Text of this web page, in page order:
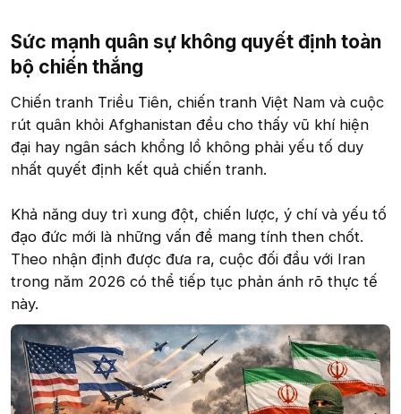
Sức mạnh quân sự không quyết định toàn
bộ chiến thắng
Chiến tranh Triều Tiên, chiến tranh Việt Nam và cuộc
rút quân khỏi Afghanistan đều cho thấy vũ khí hiện
đại hay ngân sách khổng lồ không phải yếu tố duy
nhất quyết định kết quả chiến tranh.
Khả năng duy trì xung đột, chiến lược, ý chí và yếu tố
đạo đức mới là những vấn đề mang tính then chốt.
Theo nhận định được đưa ra, cuộc đối đầu với Iran
trong năm 2026 có thể tiếp tục phản ánh rõ thực tế
này.